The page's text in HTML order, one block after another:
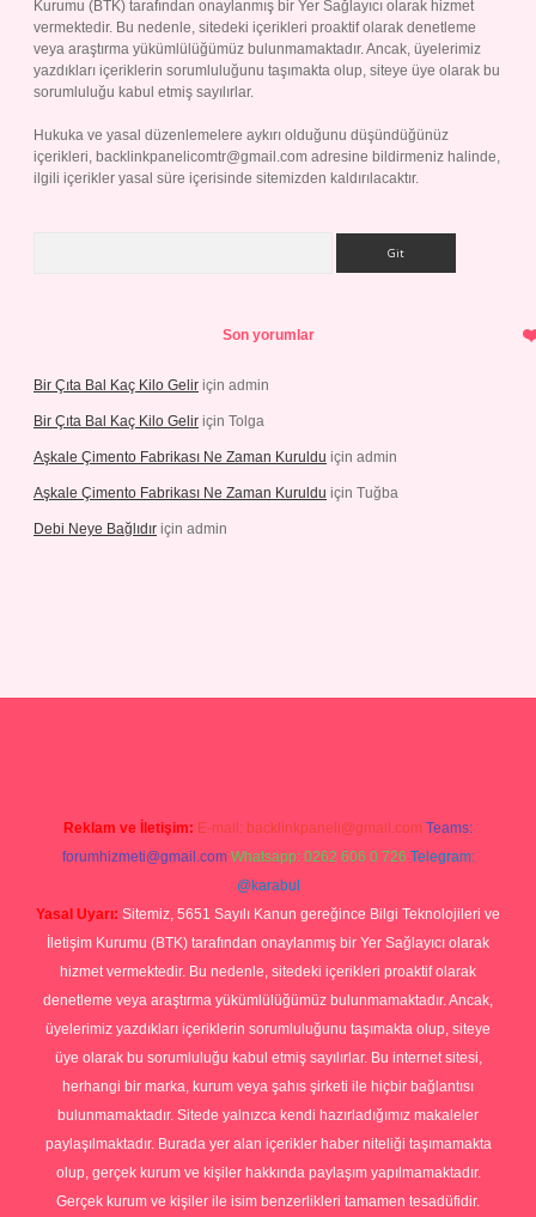
Kurumu (BTK) tarafından onaylanmış bir Yer Sağlayıcı olarak hizmet
vermektedir. Bu nedenle, sitedeki içerikleri proaktif olarak denetleme
veya araştırma yükümlülüğümüz bulunmamaktadır. Ancak, üyelerimiz
yazdıkları içeriklerin sorumluluğunu taşımakta olup, siteye üye olarak bu
sorumluluğu kabul etmiş sayılırlar.
Hukuka ve yasal düzenlemelere aykırı olduğunu düşündüğünüz
içerikleri, backlinkpanelicomtr@gmail.com adresine bildirmeniz halinde,
ilgili içerikler yasal süre içerisinde sitemizden kaldırılacaktır.
Son yorumlar
Bir Çıta Bal Kaç Kilo Gelir için admin
Bir Çıta Bal Kaç Kilo Gelir için Tolga
Aşkale Çimento Fabrikası Ne Zaman Kuruldu için admin
Aşkale Çimento Fabrikası Ne Zaman Kuruldu için Tuğba
Debi Neye Bağlıdır için admin
Reklam ve İletişim: E-mail: backlinkpaneli@gmail.com Teams:
forumhizmeti@gmail.com Whatsapp: 0262 606 0 726 Telegram:
@karabul
Yasal Uyarı: Sitemiz, 5651 Sayılı Kanun gereğince Bilgi Teknolojileri ve
İletişim Kurumu (BTK) tarafından onaylanmış bir Yer Sağlayıcı olarak
hizmet vermektedir. Bu nedenle, sitedeki içerikleri proaktif olarak
denetleme veya araştırma yükümlülüğümüz bulunmamaktadır. Ancak,
üyelerimiz yazdıkları içeriklerin sorumluluğunu taşımakta olup, siteye
üye olarak bu sorumluluğu kabul etmiş sayılırlar. Bu internet sitesi,
herhangi bir marka, kurum veya şahıs şirketi ile hiçbir bağlantısı
bulunmamaktadır. Sitede yalnızca kendi hazırladığımız makaleler
paylaşılmaktadır. Burada yer alan içerikler haber niteliği taşımamakta
olup, gerçek kurum ve kişiler hakkında paylaşım yapılmamaktadır.
Gerçek kurum ve kişiler ile isim benzerlikleri tamamen tesadüfidir.